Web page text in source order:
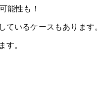
能性も！
ているケースもあります。
す。